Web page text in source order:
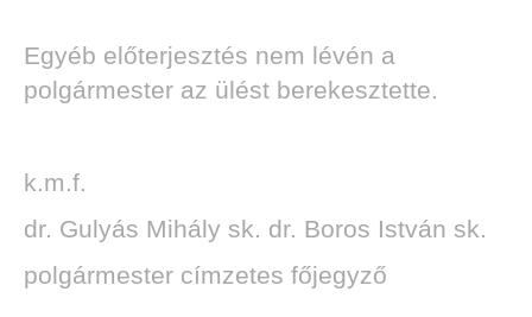
Egyéb előterjesztés nem lévén a
polgármester az ülést berekesztette.
k.m.f.
dr. Gulyás Mihály sk. dr. Boros István sk.
polgármester címzetes főjegyző